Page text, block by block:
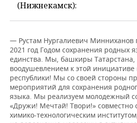
(Нижнекамск):
— Рустам Нургалиевич Минниханов
2021 год Годом сохранения родных
единства. Мы, башкиры Татарстана,
воодушевлением к этой инициативе
республики! Мы со своей стороны
мероприятий для сохранения
языка. Мы реализуем молодежный
«Дружи! Мечтай! Твори!» совместно
химико-технологическим